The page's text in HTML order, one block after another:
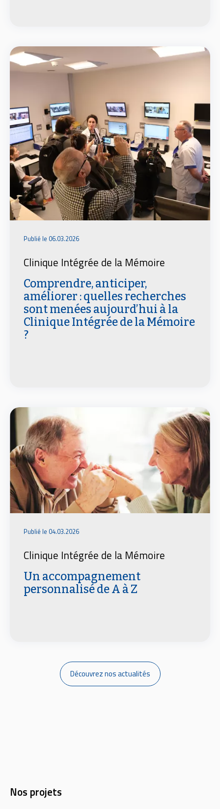
Publié le 06.03.2026
Comprendre, anticiper,
améliorer : quelles recherches
sont menées aujourd’hui à la
Clinique Intégrée de la Mémoire
?
Clinique Intégrée de la Mémoire
Publié le 04.03.2026
Un accompagnement
personnalisé de A à Z
Clinique Intégrée de la Mémoire
Découvrez nos actualités
Nos projets